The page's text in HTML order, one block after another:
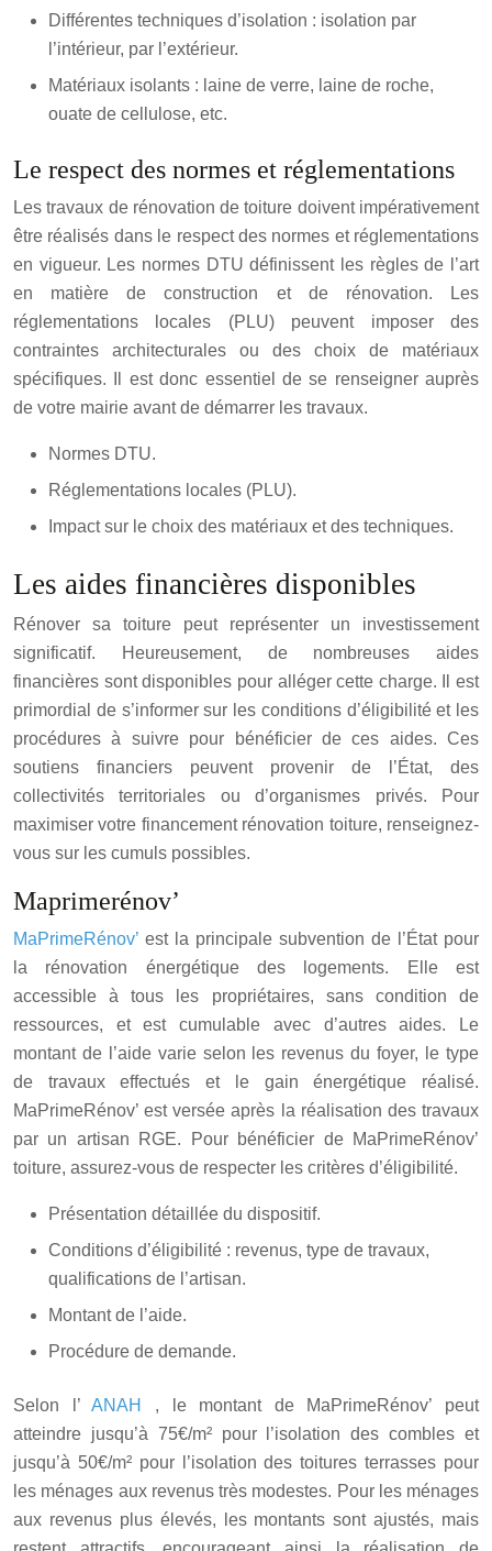
Différentes techniques d’isolation : isolation par
l’intérieur, par l’extérieur.
Matériaux isolants : laine de verre, laine de roche,
ouate de cellulose, etc.
Le respect des normes et réglementations
Les travaux de rénovation de toiture doivent impérativement
être réalisés dans le respect des normes et réglementations
en vigueur. Les normes DTU définissent les règles de l’art
en matière de construction et de rénovation. Les
réglementations locales (PLU) peuvent imposer des
contraintes architecturales ou des choix de matériaux
spécifiques. Il est donc essentiel de se renseigner auprès
de votre mairie avant de démarrer les travaux.
Normes DTU.
Réglementations locales (PLU).
Impact sur le choix des matériaux et des techniques.
Les aides financières disponibles
Rénover sa toiture peut représenter un investissement
significatif. Heureusement, de nombreuses aides
financières sont disponibles pour alléger cette charge. Il est
primordial de s’informer sur les conditions d’éligibilité et les
procédures à suivre pour bénéficier de ces aides. Ces
soutiens financiers peuvent provenir de l’État, des
collectivités territoriales ou d’organismes privés. Pour
maximiser votre financement rénovation toiture, renseignez-
vous sur les cumuls possibles.
Maprimerénov’
MaPrimeRénov’ est la principale subvention de l’État pour
la rénovation énergétique des logements. Elle est
accessible à tous les propriétaires, sans condition de
ressources, et est cumulable avec d’autres aides. Le
montant de l’aide varie selon les revenus du foyer, le type
de travaux effectués et le gain énergétique réalisé.
MaPrimeRénov’ est versée après la réalisation des travaux
par un artisan RGE. Pour bénéficier de MaPrimeRénov’
toiture, assurez-vous de respecter les critères d’éligibilité.
Présentation détaillée du dispositif.
Conditions d’éligibilité : revenus, type de travaux,
qualifications de l’artisan.
Montant de l’aide.
Procédure de demande.
Selon l’ANAH , le montant de MaPrimeRénov’ peut
atteindre jusqu’à 75€/m² pour l’isolation des combles et
jusqu’à 50€/m² pour l’isolation des toitures terrasses pour
les ménages aux revenus très modestes. Pour les ménages
aux revenus plus élevés, les montants sont ajustés, mais